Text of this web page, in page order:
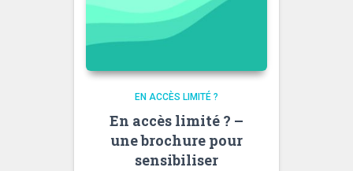
EN ACCÈS LIMITÉ ?
En accès limité ? –
une brochure pour
sensibiliser